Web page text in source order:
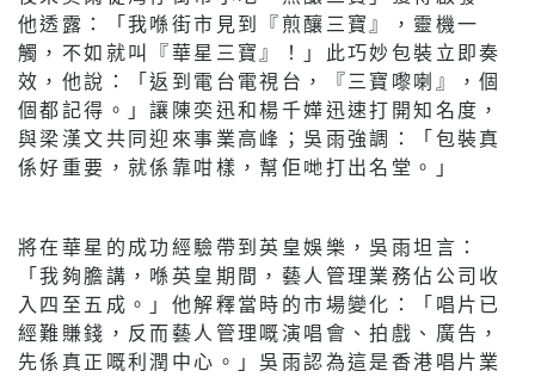
他透露：「我喺街市見到『煎釀三寶』，靈機一
觸，不如就叫『華星三寶』！」此巧妙包裝立即奏
效，他說：「返到電台電視台，『三寶嚟喇』，個
個都記得。」讓陳奕迅和楊千嬅迅速打開知名度，
與梁漢文共同迎來事業高峰；吳雨強調：「包裝真
係好重要，就係靠咁樣，幫佢哋打出名堂。」
將在華星的成功經驗帶到英皇娛樂，吳雨坦言：
「我夠膽講，喺英皇期間，藝人管理業務佔公司收
入四至五成。」他解釋當時的市場變化：「唱片已
經難賺錢，反而藝人管理嘅演唱會、拍戲、廣告，
先係真正嘅利潤中心。」吳雨認為這是香港唱片業